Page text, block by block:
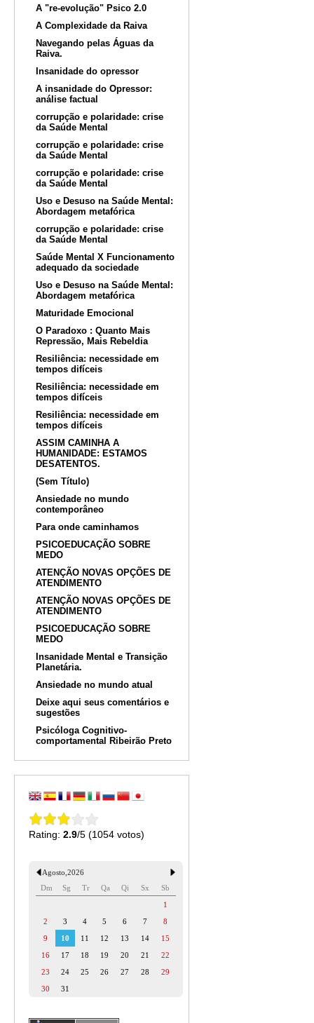
A "re-evolução" Psico 2.0
A Complexidade da Raiva
Navegando pelas Águas da
Raiva.
Insanidade do opressor
A insanidade do Opressor:
análise factual
corrupção e polaridade: crise
da Saúde Mental
corrupção e polaridade: crise
da Saúde Mental
corrupção e polaridade: crise
da Saúde Mental
Uso e Desuso na Saúde Mental:
Abordagem metafórica
corrupção e polaridade: crise
da Saúde Mental
Saúde Mental X Funcionamento
adequado da sociedade
Uso e Desuso na Saúde Mental:
Abordagem metafórica
Maturidade Emocional
O Paradoxo : Quanto Mais
Repressão, Mais Rebeldia
Resiliência: necessidade em
tempos difíceis
Resiliência: necessidade em
tempos difíceis
Resiliência: necessidade em
tempos difíceis
ASSIM CAMINHA A
HUMANIDADE: ESTAMOS
DESATENTOS.
(Sem Título)
Ansiedade no mundo
contemporâneo
Para onde caminhamos
PSICOEDUCAÇÃO SOBRE
MEDO
ATENÇÃO NOVAS OPÇÕES DE
ATENDIMENTO
ATENÇÃO NOVAS OPÇÕES DE
ATENDIMENTO
PSICOEDUCAÇÃO SOBRE
MEDO
Insanidade Mental e Transição
Planetária.
Ansiedade no mundo atual
Deixe aqui seus comentários e
sugestões
Psicóloga Cognitivo-
comportamental Ribeirão Preto
Rating: 2.9/5 (1054 votos)
Agosto 2026
Dm
Sg Tr Qa Qi Sx
Sb
1
2
3 4 5 6 7
8
9
10 11 12 13 14
15
16
17 18 19 20 21
22
23
24 25 26 27 28
29
30
31